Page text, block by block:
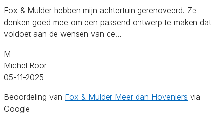
Fox & Mulder hebben mijn achtertuin gerenoveerd. Ze
denken goed mee om een passend ontwerp te maken dat
voldoet aan de wensen van de…
M
Michel Roor
05-11-2025
Beoordeling van Fox & Mulder Meer dan Hoveniers via
Google